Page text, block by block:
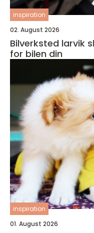
inspiration
02. August 2026
Bilverksted larvik slik finner du riktig verksted
for bilen din
inspiration
01. August 2026